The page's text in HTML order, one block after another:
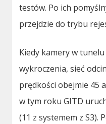
testów. Po ich
przejdzie do trybu
Kiedy kamery w
wykroczenia, sieć
prędkości obejmie 45
w tym roku GITD
(11 z systemem z S3).